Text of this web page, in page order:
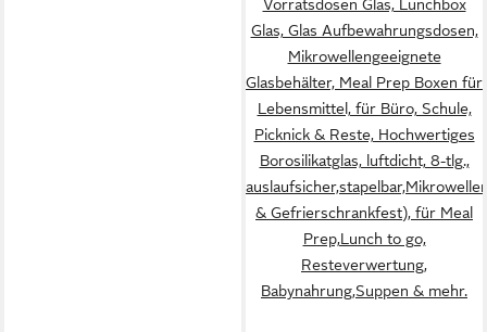
Vorratsdosen Glas, Lunchbox
Glas, Glas Aufbewahrungsdosen,
Mikrowellengeeignete
Glasbehälter, Meal Prep Boxen für
Lebensmittel, für Büro, Schule,
Picknick & Reste, Hochwertiges
Borosilikatglas, luftdicht, 8-tlg.,
& Gefrierschrankfest), für Meal
Prep,Lunch to go,
Resteverwertung,
Babynahrung,Suppen & mehr.